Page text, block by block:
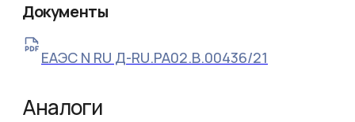
Документы
ЕАЭС N RU Д-RU.РА02.В.00436/21
Аналоги